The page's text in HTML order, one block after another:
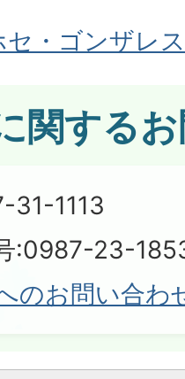
セ・ゴンザレ
関する
31-1113
:0987-23-
のお問い合わ